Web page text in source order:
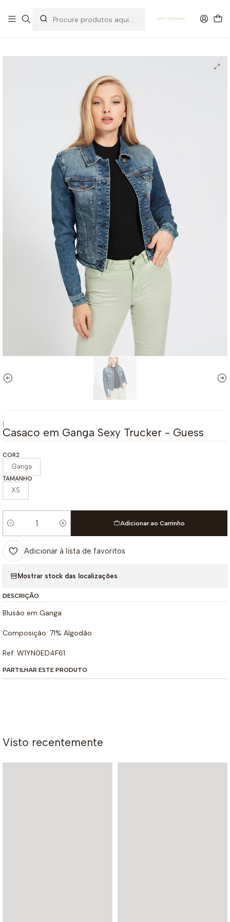
OFERTA DE PORTES DE ENVIO em compras para Portugal superiores a
80€ de artigos sem promoção
|
Casaco em Ganga Sexy Trucker - Guess
COR2
Ganga
TAMANHO
XS
Quantidade
Adicionar ao Carrinho
Adicionar à lista de favoritos
Mostrar stock das localizações
DESCRIÇÃO
Blusão em Ganga
Composição: 71% Algodão
Ref: W1YN0ED4F61
PARTILHAR ESTE PRODUTO
Visto recentemente